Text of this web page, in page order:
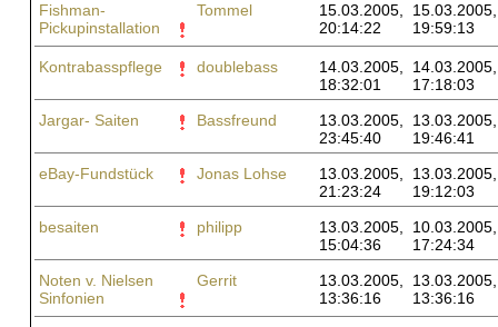
Fishman-
Pickupinstallation
Tommel
15.03.2005,
20:14:22
15.03.2005,
19:59:13
Kontrabasspflege doublebass
14.03.2005,
18:32:01
14.03.2005,
17:18:03
Jargar- Saiten
Bassfreund
13.03.2005,
23:45:40
13.03.2005,
19:46:41
eBay-Fundstück
Jonas Lohse
13.03.2005,
21:23:24
13.03.2005,
19:12:03
besaiten
philipp
13.03.2005,
15:04:36
10.03.2005,
17:24:34
Noten v. Nielsen
Sinfonien
Gerrit
13.03.2005,
13:36:16
13.03.2005,
13:36:16